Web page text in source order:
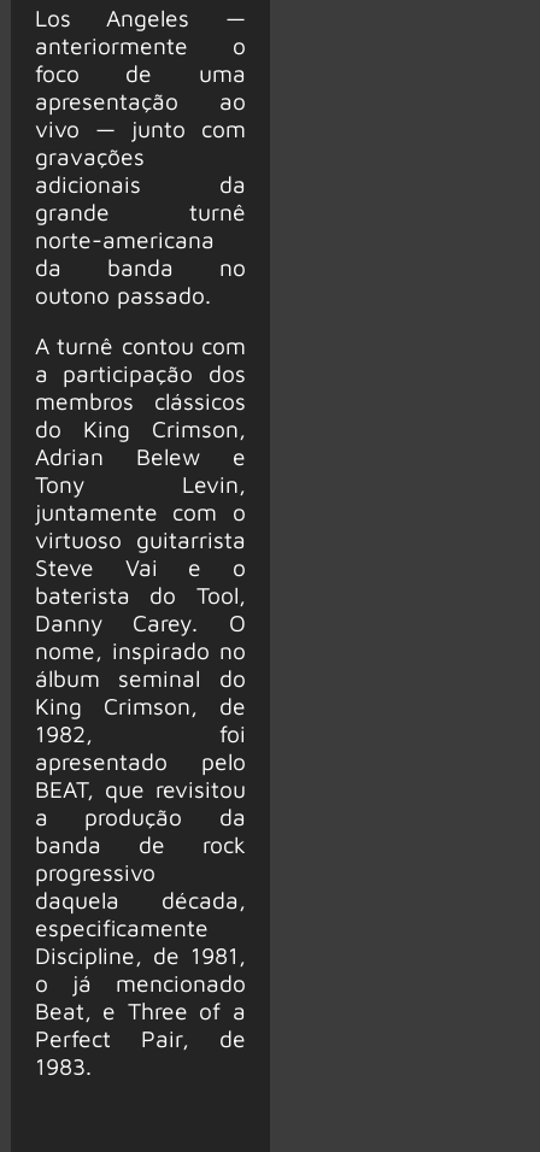
Los Angeles —
anteriormente o
foco de uma
apresentação ao
vivo — junto com
gravações
adicionais da
grande turnê
norte-americana
da banda no
outono passado.
A turnê contou com
a participação dos
membros clássicos
do King Crimson,
Adrian Belew e
Tony Levin,
juntamente com o
virtuoso guitarrista
Steve Vai e o
baterista do Tool,
Danny Carey. O
nome, inspirado no
álbum seminal do
King Crimson, de
1982, foi
apresentado pelo
BEAT, que revisitou
a produção da
banda de rock
progressivo
daquela década,
especificamente
Discipline, de 1981,
o já mencionado
Beat, e Three of a
Perfect Pair, de
1983.